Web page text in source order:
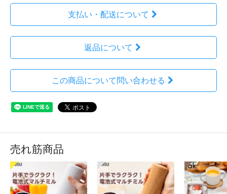
支払い・配送について
返品について
この商品について問い合わせる
売れ筋商品